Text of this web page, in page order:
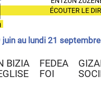
ÉCOUTER LE
juin au lundi 21
BIZIA
FEDEA
FOI